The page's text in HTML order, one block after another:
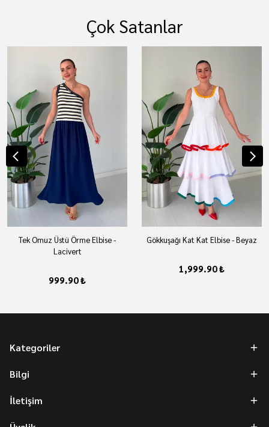
Çok Satanlar
Tek Omuz Üstü Örme Elbise -
Lacivert
999.90 ₺
Gökkuşağı Kat Kat Elbise - Beyaz
1,999.90 ₺
Kategoriler
Bilgi
İletişim